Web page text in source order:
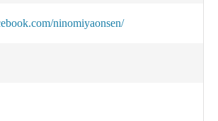
ninomiyaonsen/